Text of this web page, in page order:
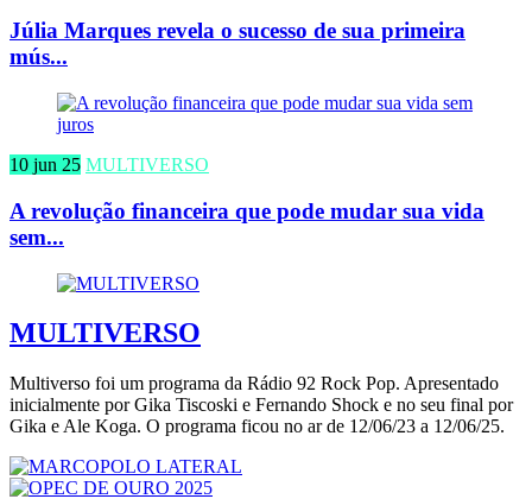
Júlia Marques revela o sucesso de sua primeira
mús...
10 jun 25 MULTIVERSO
A revolução financeira que pode mudar sua vida
sem...
MULTIVERSO
Multiverso foi um programa da Rádio 92 Rock Pop. Apresentado
inicialmente por Gika Tiscoski e Fernando Shock e no seu final por
Gika e Ale Koga. O programa ficou no ar de 12/06/23 a 12/06/25.